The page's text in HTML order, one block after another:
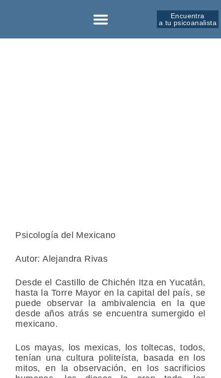
Encuentra
a tu psicoanalista
Psicología del Mexicano
Autor: Alejandra Rivas
Desde el Castillo de Chichén Itza en Yucatán,
hasta la Torre Mayor en la capital del país, se
puede observar la ambivalencia en la que
desde años atrás se encuentra sumergido el
mexicano.
Los mayas, los mexicas, los toltecas, todos,
tenían una cultura politeísta, basada en los
mitos, en la observación, en los sacrificios